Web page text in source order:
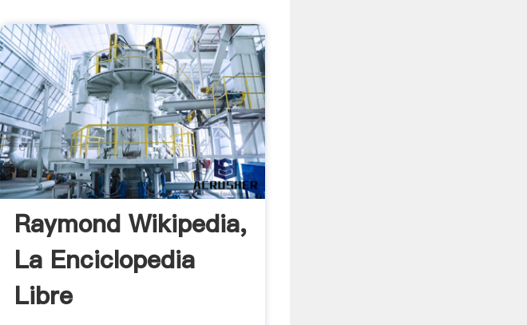
Raymond Wikipedia,
La Enciclopedia
Libre